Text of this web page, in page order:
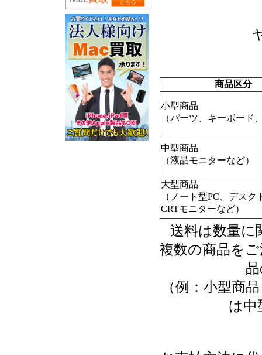
商品区分
小型商品
（パーツ、キーボード
中型商品
（液晶モニターなど）
大型商品
（ノート型PC、デスク
CRTモニターなど）
送料は数量に
複数の商品を
（例：小型商
は中